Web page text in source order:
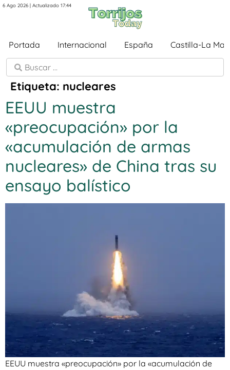
6 Ago 2026 | Actualizado 17:44
Portada Internacional España Castilla-La
Etiqueta: nucleares
EEUU muestra
«preocupación» por la
«acumulación de armas
nucleares» de China tras su
ensayo balístico
EEUU muestra «preocupación» por la «acumulación de